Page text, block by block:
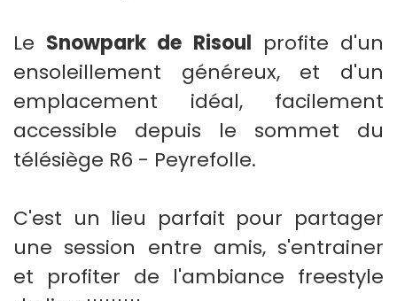
Le Snowpark de Risoul profite d'un
ensoleillement généreux, et d'un
emplacement idéal, facilement
accessible depuis le sommet du
télésiège R6 - Peyrefolle.
C'est un lieu parfait pour partager
une session entre amis, s'entrainer
et profiter de l'ambiance freestyle